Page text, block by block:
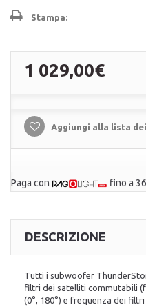
Stampa:
1 029,00€
Aggiungi alla lista
Paga con fino a
DESCRIZIONE
Tutti i subwoofer
filtri dei satelliti commutabili
(0°, 180°) e frequenza dei